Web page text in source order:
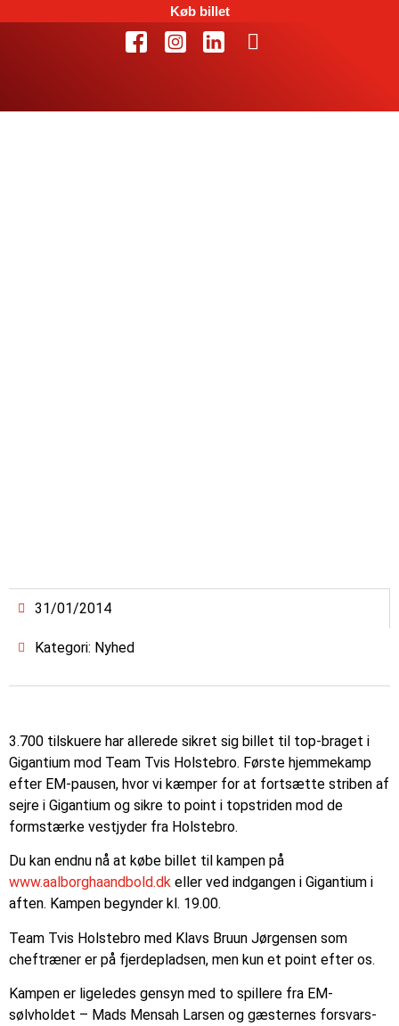
Køb billet
31/01/2014
Kategori: Nyhed
3.700 tilskuere har allerede sikret sig billet til top-braget i
Gigantium mod Team Tvis Holstebro. Første hjemmekamp
efter EM-pausen, hvor vi kæmper for at fortsætte striben af
sejre i Gigantium og sikre to point i topstriden mod de
formstærke vestjyder fra Holstebro.
Du kan endnu nå at købe billet til kampen på
www.aalborghaandbold.dk eller ved indgangen i Gigantium i
aften. Kampen begynder kl. 19.00.
Team Tvis Holstebro med Klavs Bruun Jørgensen som
cheftræner er på fjerdepladsen, men kun et point efter os.
Kampen er ligeledes gensyn med to spillere fra EM-
sølvholdet – Mads Mensah Larsen og gæsternes forsvars-